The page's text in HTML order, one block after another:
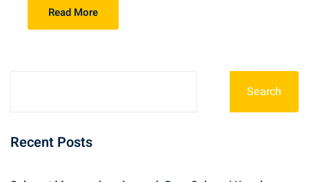
Read More
Search
Recent Posts